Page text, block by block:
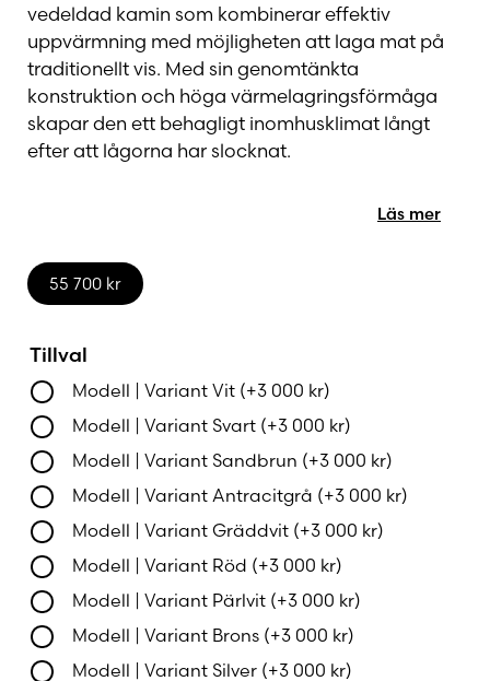
55 700 kr
vedeldad kamin som kombinerar effektiv
uppvärmning med möjligheten att laga mat på
traditionellt vis. Med sin genomtänkta
konstruktion och höga värmelagringsförmåga
skapar den ett behagligt inomhusklimat långt
efter att lågorna har slocknat.
Kaminen är byggd med stora mängder eldfast
avancerade dubbla rökgaskanalen. Det gör att
värmen lagras effektivt under eldningen och
timmar. Perfekt för dig som vill ha en
lång eftervärme.
Den integrerade ugnen ger extra funktionalitet
och gör det möjligt att baka, laga mat eller
värma rätter samtidigt som kaminen sprider en
naturlig och trivsam värme i hemmet. FVE 100
passar lika bra i moderna villor som i lantliga
miljöer där både design och funktion står i fokus.
Med ett brett urval av finishar och
Läs mer
Tillval
Modell | Variant Vit (+3 000 kr)
Modell | Variant Svart (+3 000 kr)
Modell | Variant Sandbrun (+3 000 kr)
Modell | Variant Antracitgrå (+3 000 kr)
Modell | Variant Gräddvit (+3 000 kr)
Modell | Variant Röd (+3 000 kr)
Modell | Variant Pärlvit (+3 000 kr)
Modell | Variant Brons (+3 000 kr)
Modell | Variant Silver (+3 000 kr)